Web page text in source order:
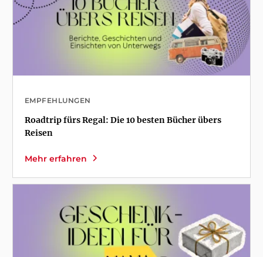
EMPFEHLUNGEN
Roadtrip fürs Regal: Die 10 besten Bücher übers
Reisen
Mehr erfahren